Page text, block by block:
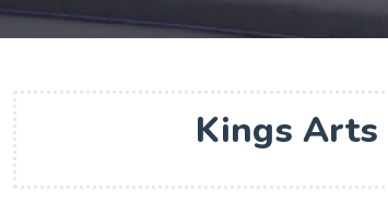
Kings Arts